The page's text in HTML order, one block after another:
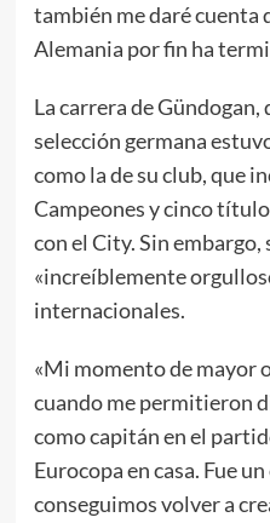
también me daré cuenta
Alemania por fin ha
La carrera de Gündogan,
selección germana
como la de su club, que
Campeones y cinco
con el City. Sin embargo,
«increíblemente
internacionales.
«Mi momento de mayor
cuando me permitieron
como capitán en el
Eurocopa en casa. Fue
conseguimos volver a